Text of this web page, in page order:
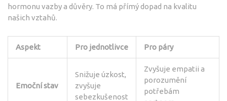
hormonu vazby a důvěry. To má přímý dopad na kvalitu
našich vztahů.
Aspekt Pro jednotlivce Pro páry
Emoční stav
Snižuje úzkost,
zvyšuje
sebezkušenost
Zvyšuje empatii a
porozumění
potřebám